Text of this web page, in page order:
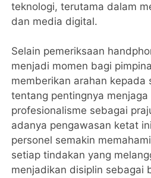
teknologi, terutama dalam
dan media digital.
Selain pemeriksaan
menjadi momen bagi
memberikan arahan kepada
tentang pentingnya
profesionalisme sebagai
adanya pengawasan ketat
personel semakin
setiap tindakan yang
menjadikan disiplin sebagai